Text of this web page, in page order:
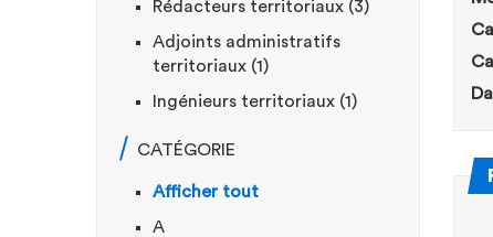
Rédacteurs territoriaux (3)
Adjoints administratifs
territoriaux (1)
Ingénieurs territoriaux (1)
CATÉGORIE
Afficher tout
A